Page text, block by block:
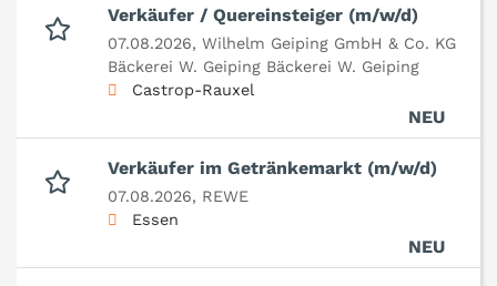
Verkäufer / Quereinsteiger (m/w/d)
07.08.2026, Wilhelm Geiping GmbH & Co. KG
Bäckerei W. Geiping Bäckerei W. Geiping
Castrop-Rauxel
NEU
Verkäufer im Getränkemarkt (m/w/d)
07.08.2026, REWE
Essen
NEU